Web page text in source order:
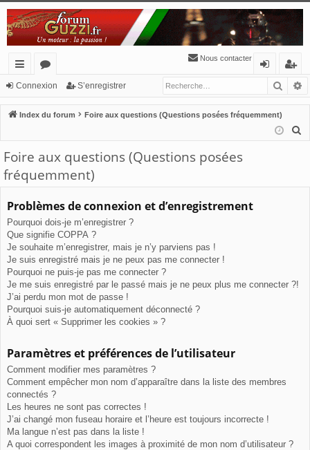
cc
ès
pi
de
or
u
Nous contacter
n
’e
nr
eg
Connexion S’enregistrer
Index du forum
Foire aux questions (Questions posées fréquemment)
Foire aux questions (Questions posées
fréquemment)
Problèmes de connexion et d’enregistrement
Pourquoi dois-je m’enregistrer ?
Que signifie COPPA ?
Je souhaite m’enregistrer, mais je n’y parviens pas !
Je suis enregistré mais je ne peux pas me connecter !
Pourquoi ne puis-je pas me connecter ?
Je me suis enregistré par le passé mais je ne peux plus me connecter ?!
J’ai perdu mon mot de passe !
Pourquoi suis-je automatiquement déconnecté ?
À quoi sert « Supprimer les cookies » ?
Paramètres et préférences de l’utilisateur
Comment modifier mes paramètres ?
Comment empêcher mon nom d’apparaître dans la liste des membres
connectés ?
Les heures ne sont pas correctes !
J’ai changé mon fuseau horaire et l’heure est toujours incorrecte !
Ma langue n’est pas dans la liste !
A quoi correspondent les images à proximité de mon nom d’utilisateur ?